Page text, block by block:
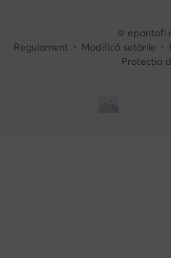
©
Regulament
Modifică setările
Protecția